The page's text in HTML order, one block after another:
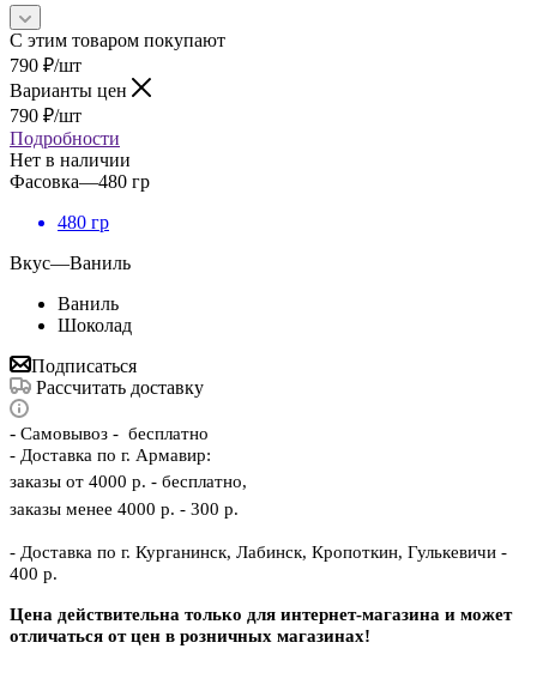
С этим товаром покупают
790 ₽/шт
Варианты цен
790 ₽/шт
Подробности
Нет в наличии
Фасовка—480 гр
480 гр
Вкус—Ваниль
Ваниль
Шоколад
Подписаться
Рассчитать доставку
- Самовывоз - бесплатно
- Доставка по г. Армавир:
заказы от 4000 р. - бесплатно,
заказы менее 4000 р. - 300 р.
- Доставка по г. Курганинск, Лабинск, Кропоткин, Гулькевичи -
400 р.
Цена действительна только для интернет-магазина и может
отличаться от цен в розничных магазинах!